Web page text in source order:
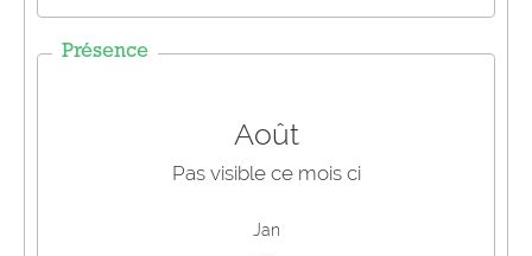
Présence
Août
Pas visible ce mois ci
Jan